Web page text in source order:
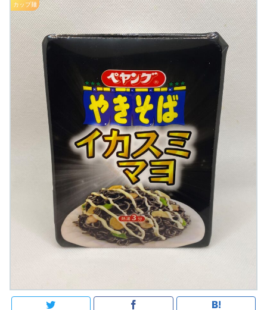
カップ麺